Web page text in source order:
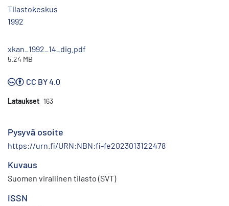
Tilastokeskus
1992
xkan_1992_14_dig.pdf
5.24 MB
CC BY 4.0
Lataukset 163
Pysyvä osoite
https://urn.fi/URN:NBN:fi-fe2023013122478
Kuvaus
Suomen virallinen tilasto (SVT)
ISSN